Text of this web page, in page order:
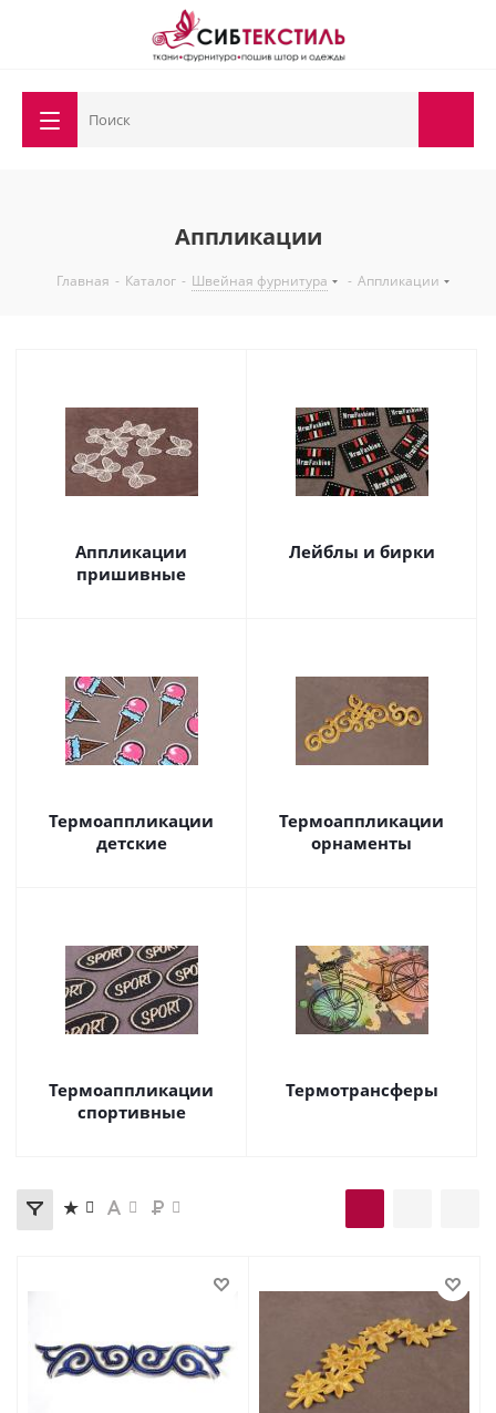
Аппликации
Главная - Каталог - Швейная фурнитура - Аппликации
Аппликации
пришивные
Лейблы и бирки
Термоаппликации
детские
Термоаппликации
орнаменты
Термоаппликации
спортивные
Термотрансферы